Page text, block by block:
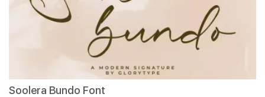
Soolera Bundo Font